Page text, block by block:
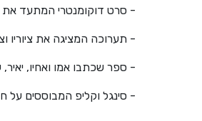
- סרט דוקומנטרי המתעד את
- תערוכה המציגה את ציוריו
- ספר שכתבו אמו ואחיו,
- סינגל וקליפ המבוססים על